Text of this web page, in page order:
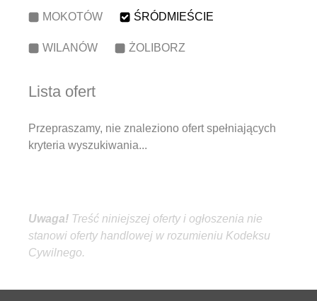
MOKOTÓW ŚRÓDMIEŚCIE
WILANÓW ŻOLIBORZ
Lista ofert
Przepraszamy, nie znaleziono ofert spełniających
kryteria wyszukiwania...
Treść niniejszej oferty i ogłoszenia nie
stanowi oferty handlowej w rozumieniu Kodeksu
Cywilnego.